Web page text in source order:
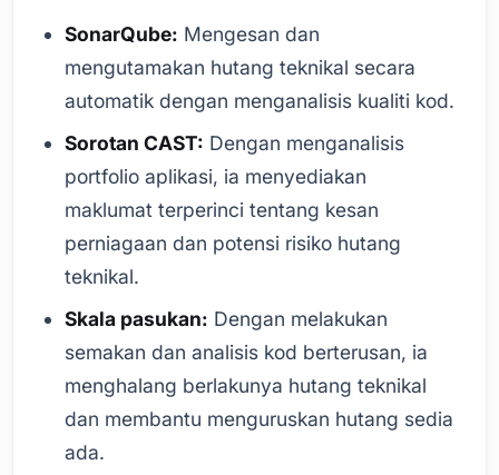
SonarQube: Mengesan dan
mengutamakan hutang teknikal secara
automatik dengan menganalisis kualiti kod.
Sorotan CAST: Dengan menganalisis
portfolio aplikasi, ia menyediakan
maklumat terperinci tentang kesan
perniagaan dan potensi risiko hutang
teknikal.
Skala pasukan: Dengan melakukan
semakan dan analisis kod berterusan, ia
menghalang berlakunya hutang teknikal
dan membantu menguruskan hutang sedia
ada.